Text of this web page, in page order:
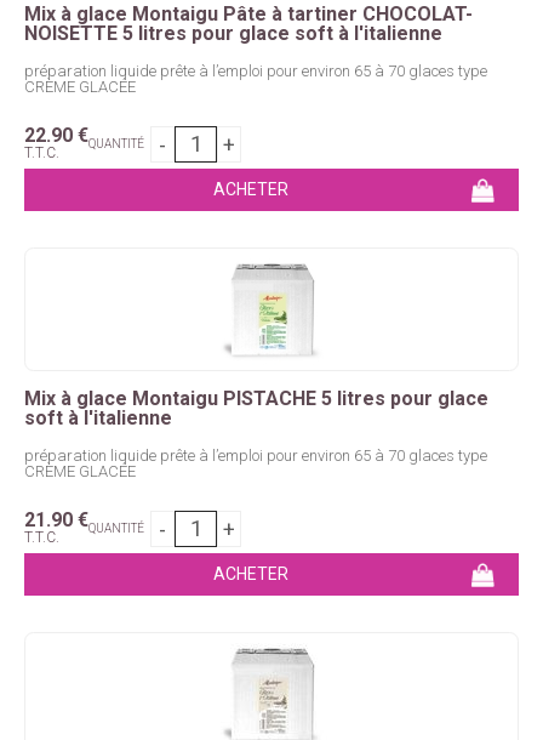
Mix à glace Montaigu Pâte à tartiner CHOCOLAT-
NOISETTE 5 litres pour glace soft à l'italienne
préparation liquide prête à l’emploi pour environ 65 à 70 glaces type
CRÈME GLACÉE
22.90 €
T.T.C. QUANTITÉ
Mix à glace Montaigu PISTACHE 5 litres pour glace
soft à l'italienne
préparation liquide prête à l’emploi pour environ 65 à 70 glaces type
CRÈME GLACÉE
21.90 €
T.T.C. QUANTITÉ